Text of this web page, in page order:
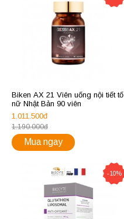
Biken AX 21 Viên uống nội tiết tố
nữ Nhật Bản 90 viên
1.011.500đ
1.190.000đ
Mua ngay
-10%